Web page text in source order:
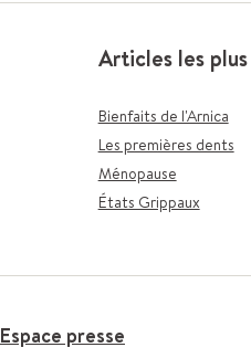
Articles les
Bienfaits de l'Arnica
Les premières dents
Ménopause
États Grippaux
Espace presse